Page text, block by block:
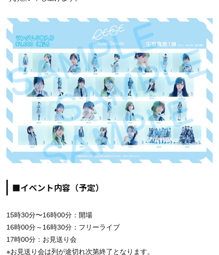
■イベント内容（予定）
15時30分〜16時00分：開場
16時00分～16時30分：フリーライブ
17時00分：お見送り会
※お見送り会は列が途切れ次第終了となります。